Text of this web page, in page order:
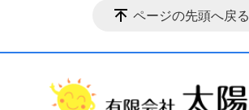
ページの先頭へ戻る